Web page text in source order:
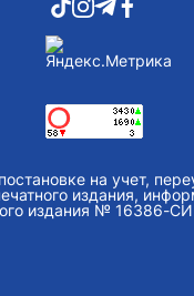
на учет,
издания,
издания № 16386-